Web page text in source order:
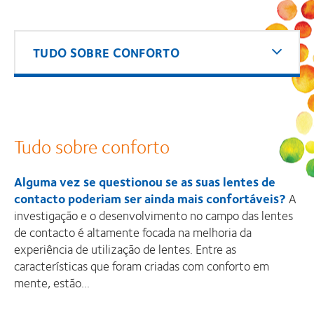
TUDO SOBRE CONFORTO
Tudo sobre conforto
Alguma vez se questionou se as suas lentes de
contacto poderiam ser ainda mais confortáveis?A
investigação e o desenvolvimento no campo das lentes
de contacto é altamente focada na melhoria da
experiência de utilização de lentes. Entre as
características que foram criadas com conforto em
mente, estão...